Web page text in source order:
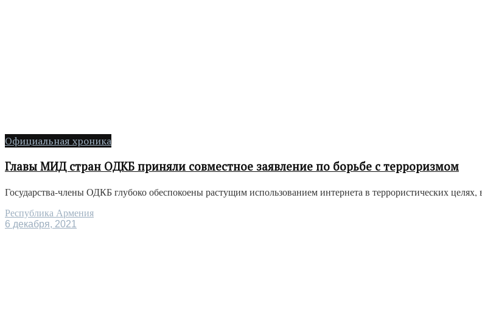
Официальная хроника
Главы МИД стран ОДКБ приняли совместное заявление по борьбе с терроризмом
Государства-члены ОДКБ глубоко обеспокоены растущим использованием интернета в террористических
Республика Армения
6 декабря, 2021